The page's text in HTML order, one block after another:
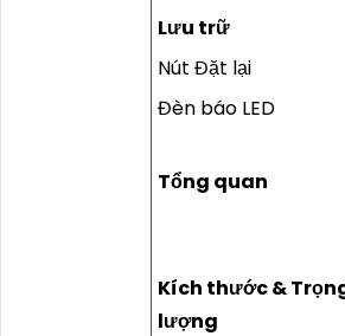
Lưu trữ
Nút Đặt lại
Đèn báo LED
Tổng quan
Kích thước &
lượng